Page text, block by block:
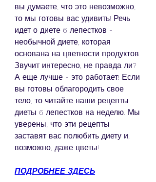
вы думаете, что это невозможно,
то мы готовы вас удивить! Речь
идет о диете 6 лепестков -
необычной диете, которая
основана на цветности продуктов.
Звучит интересно, не правда ли?
А еще лучше - это работает! Если
вы готовы облагородить свое
тело, то читайте наши рецепты
диеты 6 лепестков на неделю. Мы
уверены, что эти рецепты
заставят вас полюбить диету и,
возможно, даже цветы!
ПОДРОБНЕЕ ЗДЕСЬ